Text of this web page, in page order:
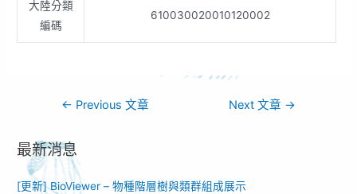
大陸分類
編碼
610030020010120002
← Previous 文章 Next 文章 →
最新消息
[更新] BioViewer – 物種階層樹與類群組成展示